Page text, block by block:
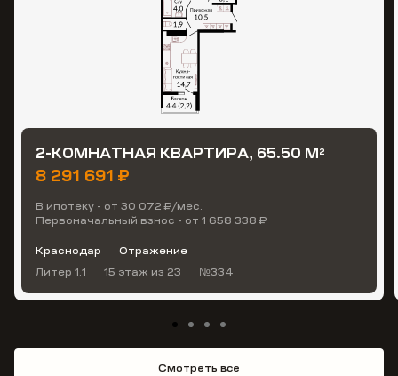
2-КОМНАТНАЯ КВАРТИРА, 65.50 М2
8 291 691 ₽
В ипотеку - от 30 072 ₽/мес.
Первоначальный взнос - от 1 658 338 ₽
Краснодар
Отражение
Литер 1.1
15 этаж из 23 №334
Смотреть все